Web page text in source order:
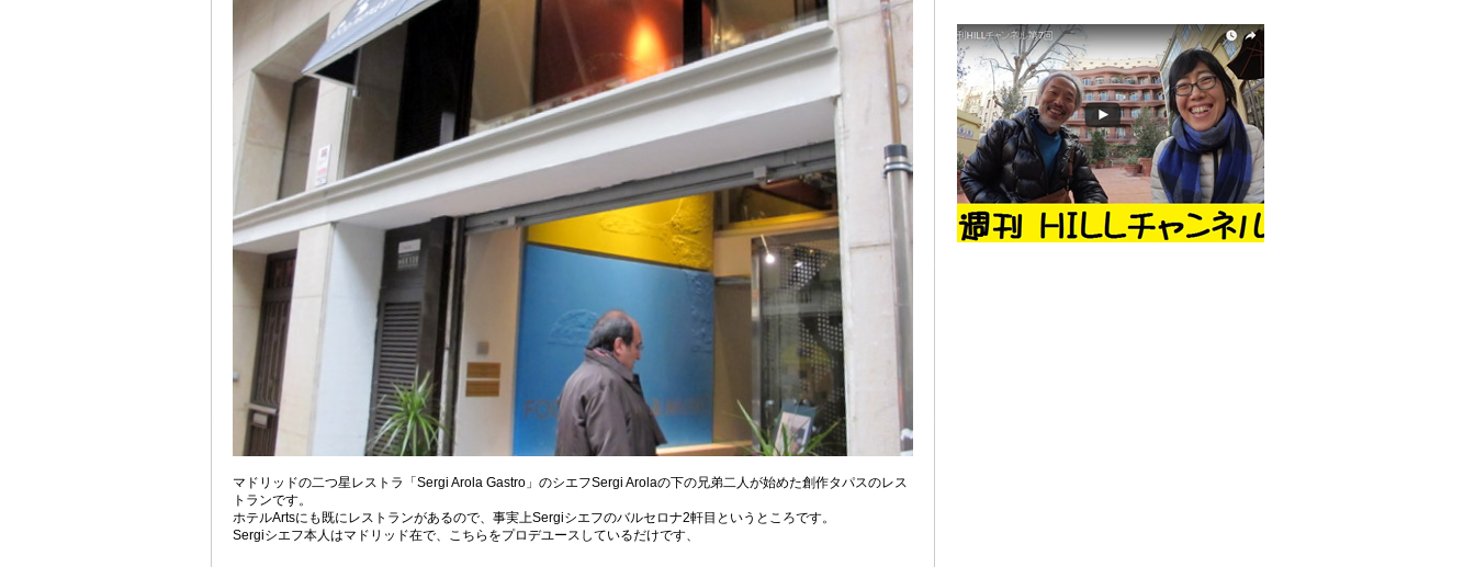
マドリッドの二つ星レストラ「Sergi Arola Gastro」のシエフSergi Arolaの下の兄弟二人が始めた創作タパスのレス
トランです。
ホテルArtsにも既にレストランがあるので、事実上Sergiシエフのバルセロナ2軒目というところです。
Sergiシエフ本人はマドリッド在で、こちらをプロデユースしているだけです、